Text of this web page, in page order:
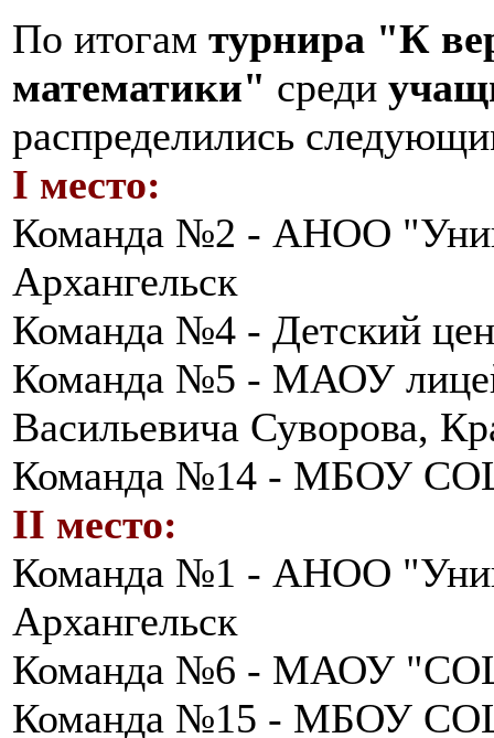
По итогам турнира "К
математики" среди
распределились
I место:
Команда №2 - АНОО
Архангельск
Команда №4 - Детский
Команда №5 - МАОУ
Васильевича Суворова,
Команда №14 - МБОУ
II место:
Команда №1 - АНОО
Архангельск
Команда №6 - МАОУ
Команда №15 - МБОУ